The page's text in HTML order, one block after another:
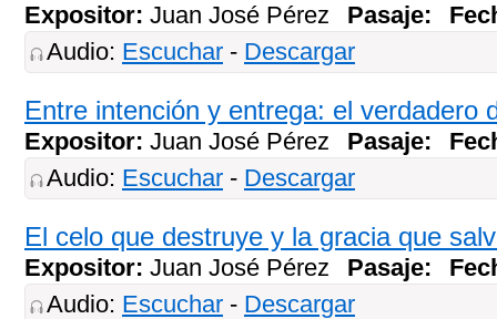
Expositor: Juan José Pérez Pasaje:
Audio: Escuchar - Descargar
Entre intención y entrega: el verdadero
Expositor: Juan José Pérez Pasaje:
Audio: Escuchar - Descargar
El celo que destruye y la gracia que
Expositor: Juan José Pérez Pasaje:
Audio: Escuchar - Descargar